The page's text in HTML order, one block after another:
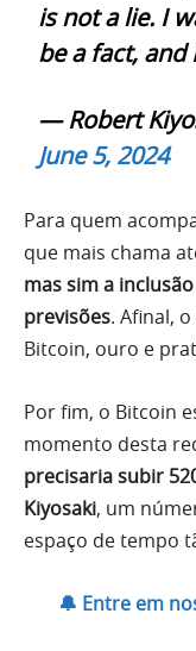
is not a lie. I
be a fact,
— Robert
June 5, 2024
Para quem
que mais chama
mas sim a
previsões. Afinal,
Bitcoin, ouro e
Por fim, o Bitcoin
momento desta
precisaria subir
Kiyosaki, um
espaço de tempo
🔔 Entre em